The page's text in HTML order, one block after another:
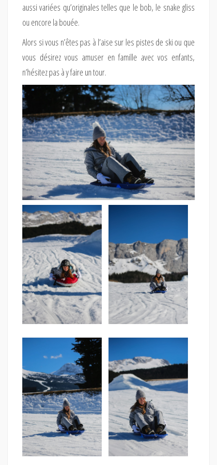
aussi variées qu’originales telles que le bob, le snake gliss
ou encore la bouée.
Alors si vous n’êtes pas à l’aise sur les pistes de ski ou que
vous désirez vous amuser en famille avec vos enfants,
n’hésitez pas à y faire un tour.